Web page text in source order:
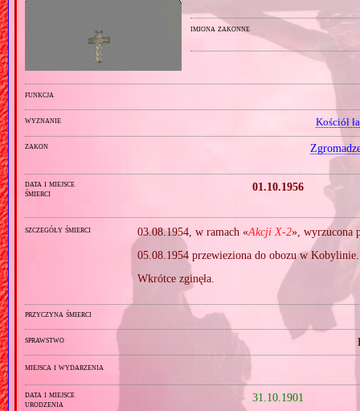
imiona zakonne
funkcja
wyznanie Kościół
zakon
data i miejsce
śmierci
01.10.1956
szczegóły śmierci 03.08.1954, w ramach «Akcji X‐2», wyrzucona
05.08.1954 przewieziona do obozu w Kobylinie.
Wkrótce zginęła.
przyczyna śmierci
sprawstwo
miejsca i wydarzenia
data i miejsce
urodzenia
31.10.1901